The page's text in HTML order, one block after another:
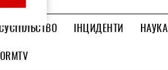
ІНЦИДЕНТИ НАУКА